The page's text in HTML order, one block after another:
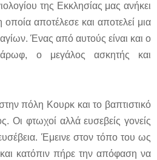
της Εκκλησίας μας ανήκει
αποτέλεσε και αποτελεί μια
Ένας από αυτούς είναι και ο
ο μεγάλος ασκητής και
πόλη Κουρκ και το βαπτιστικό
Οι φτωχοί αλλά ευσεβείς γονείς
Έμεινε στον τόπο του ως
και κατόπιν πήρε την απόφαση να